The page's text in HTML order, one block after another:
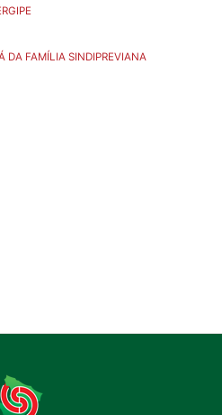
DA FAMÍLIA SINDIPREVIANA